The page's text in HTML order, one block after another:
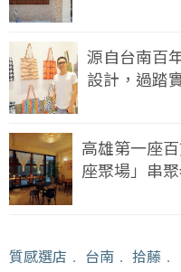
源自台南百
設計，過踏
高雄第一座
座聚場」串
質感選店 ﹒ 台南 ﹒ 拾藤 ﹒